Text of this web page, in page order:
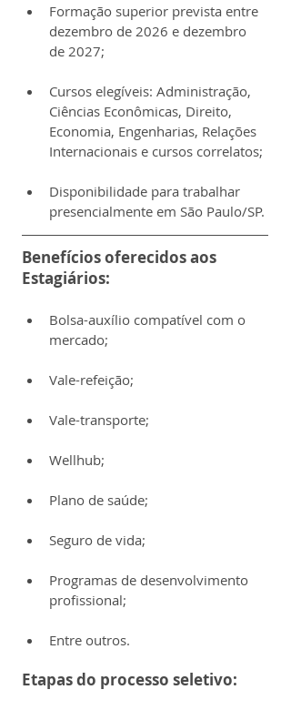
Formação superior prevista entre
dezembro de 2026 e dezembro
de 2027;
Cursos elegíveis: Administração,
Ciências Econômicas, Direito,
Economia, Engenharias, Relações
Internacionais e cursos correlatos;
Disponibilidade para trabalhar
presencialmente em São Paulo/SP.
Benefícios oferecidos aos
Estagiários:
Bolsa-auxílio compatível com o
mercado;
Vale-refeição;
Vale-transporte;
Wellhub;
Plano de saúde;
Seguro de vida;
Programas de desenvolvimento
profissional;
Entre outros.
Etapas do processo seletivo: